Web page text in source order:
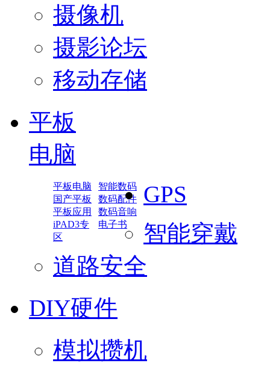
摄像机
摄影论坛
移动存储
平板
电脑
平板电脑
智能数码
国产平板
数码配件
平板应用
数码音响
iPAD3专
区
电子书
GPS
智能穿戴
道路安全
DIY硬件
模拟攒机